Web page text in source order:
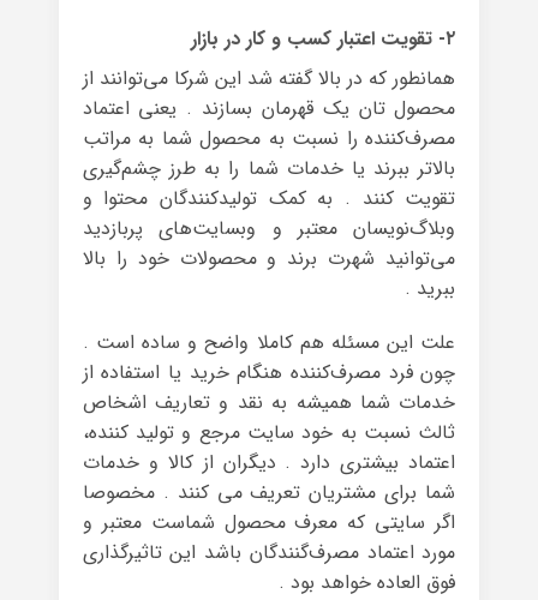
۲- تقویت اعتبار کسب و کار در بازار
همانطور که در بالا گفته شد این شرکا می‌توانند از
محصول تان یک قهرمان بسازند . یعنی اعتماد
مصرف‌کننده را نسبت به محصول شما به مراتب
بالاتر ببرند یا خدمات شما را به طرز چشم‌گیری
تقویت کنند . به کمک تولیدکنندگان محتوا و
وبلاگ‌نویسان معتبر و وبسایت‌های پربازدید
می‌توانید شهرت برند و محصولات خود را بالا
ببرید .
علت این مسئله هم کاملا واضح و ساده است .
چون فرد مصرف‌کننده هنگام خرید یا استفاده از
خدمات شما همیشه به نقد و تعاریف اشخاص
ثالث نسبت به خود سایت مرجع و تولید کننده،
اعتماد بیشتری دارد . دیگران از کالا و خدمات
شما برای مشتریان تعریف می کنند . مخصوصا
اگر سایتی که معرف محصول شماست معتبر و
مورد اعتماد مصرف‌گنندگان باشد این تاثیرگذاری
فوق العاده خواهد بود .